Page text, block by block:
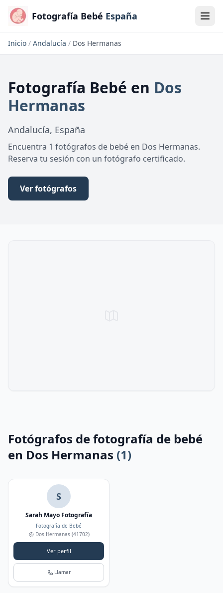
Fotografía Bebé España
Inicio / Andalucía / Dos Hermanas
Fotografía Bebé en Dos
Hermanas
Andalucía, España
Encuentra 1 fotógrafos de bebé en Dos Hermanas.
Reserva tu sesión con un fotógrafo certificado.
Ver fotógrafos
Fotógrafos de fotografía de bebé
en Dos Hermanas (1)
S
Sarah Mayo Fotografía
Fotografía de Bebé
Dos Hermanas(41702)
Ver perfil
Llamar